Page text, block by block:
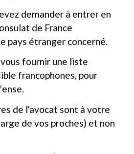
demander à entrer en
de France
pays étranger concerné.
fournir une liste
francophones, pour
de l'avocat sont à votre
de vos proches) et non